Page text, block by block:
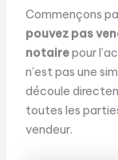
Commençons
pouvez pas
notairepour
n’est pas une
découle
toutes les
vendeur.